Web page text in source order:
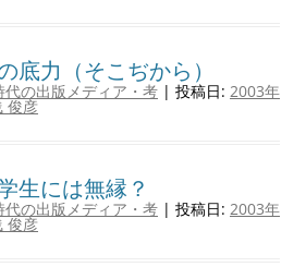
底力（そこぢから）
代の出版メディア・考 | 投稿日: 2003年
俊彦
生には無縁？
代の出版メディア・考 | 投稿日: 2003年
俊彦